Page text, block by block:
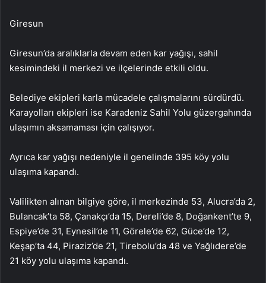
Giresun
Giresun’da aralıklarla devam eden kar yağışı, sahil
kesimindeki il merkezi ve ilçelerinde etkili oldu.
Belediye ekipleri karla mücadele çalışmalarını sürdürdü.
Karayolları ekipleri ise Karadeniz Sahil Yolu güzergahında
ulaşımın aksamaması için çalışıyor.
Ayrıca kar yağışı nedeniyle il genelinde 395 köy yolu
ulaşıma kapandı.
Valilikten alınan bilgiye göre, il merkezinde 53, Alucra’da 2,
Bulancak’ta 58, Çanakçı’da 15, Dereli’de 8, Doğankent’te 9,
Espiye’de 31, Eynesil’de 11, Görele’de 62, Güce’de 12,
Keşap’ta 44, Piraziz’de 21, Tirebolu’da 48 ve Yağlıdere’de
21 köy yolu ulaşıma kapandı.